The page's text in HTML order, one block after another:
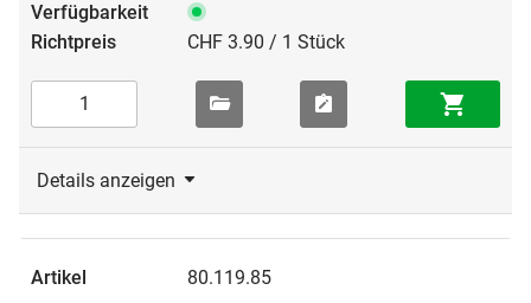
CHF 3.90 / 1 Stück
Details anzeigen
80.119.85